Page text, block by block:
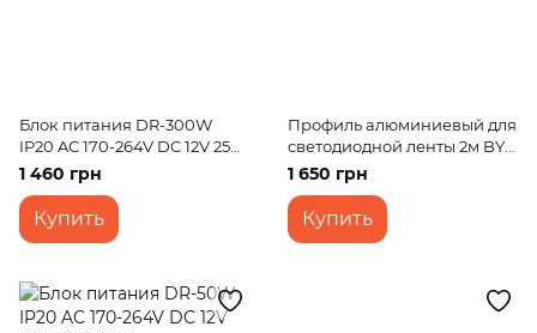
Блок питания DR-300W
IP20 AC 170-264V DC 12V 25A
Output led
1 460 грн
Купить
Профиль алюминиевый для
светодиодной ленты 2м BY-
049
1 650 грн
Купить